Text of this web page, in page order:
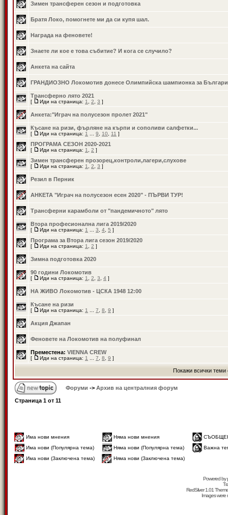
Зимен трансферен сезон и подготовка
Братя Локо, помогнете ми да си купя шал.
Награда на феновете!
Знаете ли кое е това събитие? И кога се случило?
Анкета на сайта
ГРАНДИОЗНО Локомотив донесе Олимпийска шампионка за
Трансферно лято 2021
[ Иди на страница: 1 2 3 ]
Анкета:"Играч на полусезон пролет 2021"
Късане на ризи, фърляне на кърпи и сополиви салфетки...
[ Иди на страница: 1 9 10 11 ]
ПРОГРАМА СЕЗОН 2020-2021
[ Иди на страница: 1 2 ]
Зимен трансферен прозорец,контроли,лагери,слухове
[ Иди на страница: 1 2 3 ]
Резил в Перник
АНКЕТА "Играч на полусезон есен 2020" - ПЪРВИ ТУР!
Трансферни карамболи от "пандемичното" лято
Втора професионална лига 2019/2020
[ Иди на страница: 1 3 4 5 ]
Програма за Втора лига сезон 2019/2020
[ Иди на страница: 1 2 ]
Зимна подготовка 2020
90 години Локомотив
[ Иди на страница: 1 2 3 4 ]
НА ЖИВО Локомотив - ЦСКА 1948 12:00
Късане на ризи
[ Иди на страница: 1 7 8 9 ]
Акция Джапан
Феновете на Локомотив на полуфинал
Преместена: VIENNA CREW
[ Иди на страница: 1 7 8 9 ]
Покажи всички теми
Форуми -> Архив на централния форум
Страница 1 от 11
Има нови мнения Няма нови мнения
Има нови (Популярна тема)
Няма нови (Популярна тема)
Важна
Има нови (Заключена тема)
Няма нови (Заключена тема)
Powered by
RedSilver 1.01
Images were